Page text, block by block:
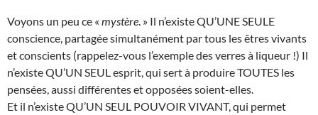
Voyons un peu ce « mystère . » Il n’existe QU’UNE SEULE
conscience, partagée simultanément par tous les êtres vivants
et conscients (rappelez-vous l’exemple des verres à liqueur !) Il
n’existe QU’UN SEUL esprit, qui sert à produire TOUTES les
pensées, aussi différentes et opposées soient-elles.
Et il n’existe QU’UN SEUL POUVOIR VIVANT, qui permet